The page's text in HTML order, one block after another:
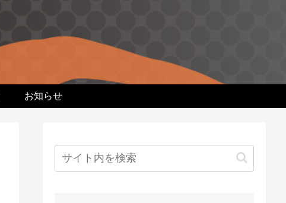
お知らせ